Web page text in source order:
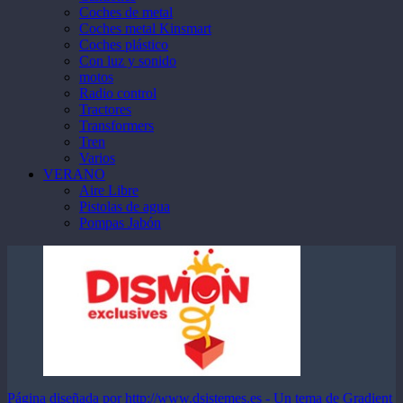
Coches de metal
Coches metal Kinsmart
Coches plástico
Con luz y sonido
motos
Radio control
Tractores
Transformers
Tren
Varios
VERANO
Aire Libre
Pistolas de agua
Pompas Jabón
Página diseñada por http://www.dsistemes.es - Un tema de Gradient